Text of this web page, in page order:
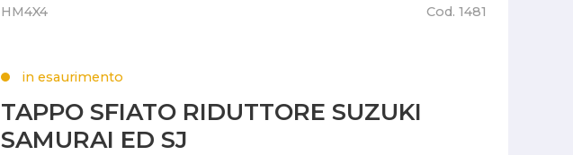
HM4X4 Cod. 1481
in esaurimento
TAPPO SFIATO RIDUTTORE SUZUKI
SAMURAI ED SJ